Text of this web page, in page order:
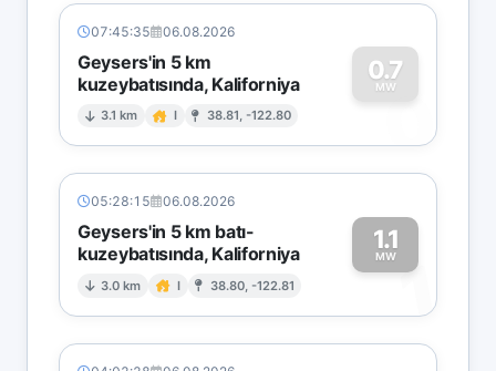
07:45:35 06.08.2026
Geysers'in 5 km
kuzeybatısında, Kaliforniya
3.1 km I 38.81, -122.80
0.7
MW
0
05:28:15 06.08.2026
Geysers'in 5 km batı-
kuzeybatısında, Kaliforniya
3.0 km I 38.80, -122.81
1.1
MW1